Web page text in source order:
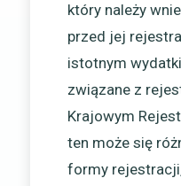
który należy
przed jej
istotnym
związane z
Krajowym
ten może się
formy